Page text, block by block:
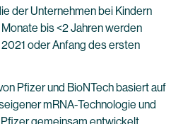
der Unternehmen bei Kindern
bis <2 Jahren werden
oder Anfang des ersten
Pfizer und BioNTech basiert auf
mRNA-Technologie und